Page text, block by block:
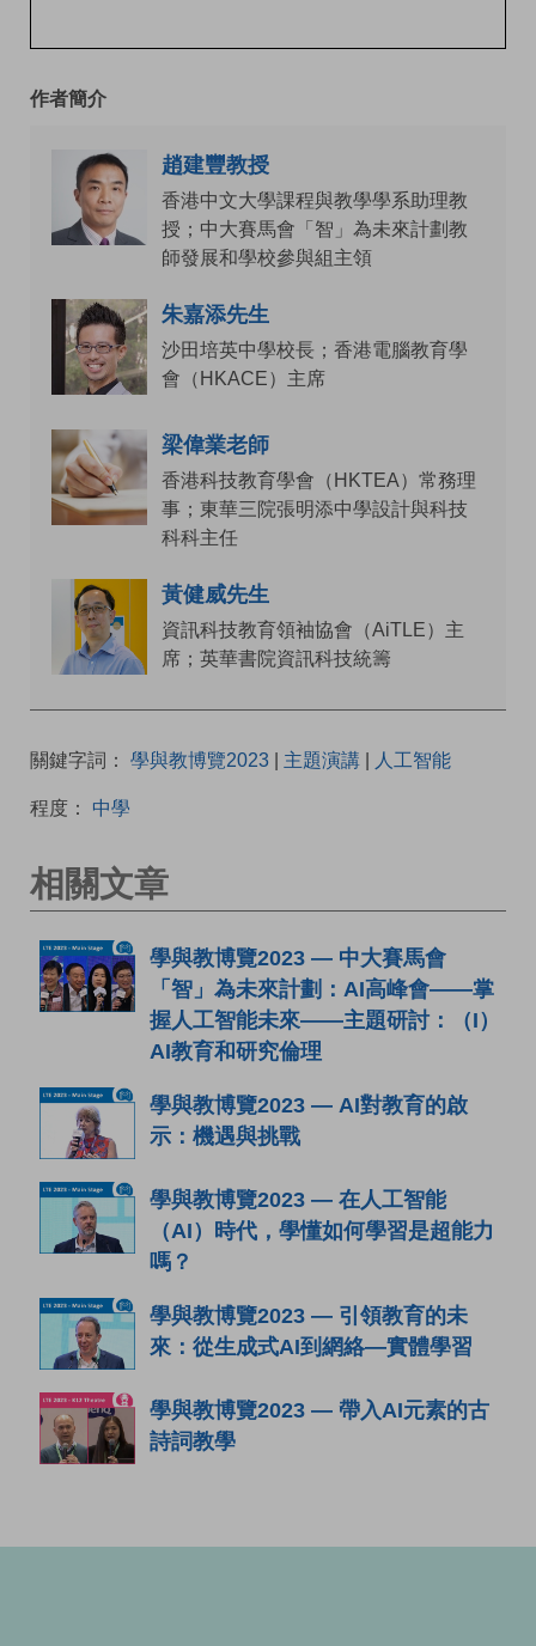
作者簡介
趙建豐教授
香港中文大學課程與教學學系助理教
授；中大賽馬會「智」為未來計劃教
師發展和學校參與組主領
朱嘉添先生
沙田培英中學校長；香港電腦教育學
會（HKACE）主席
梁偉業老師
香港科技教育學會（HKTEA）常務理
事；東華三院張明添中學設計與科技
科科主任
黃健威先生
資訊科技教育領袖協會（AiTLE）主
席；英華書院資訊科技統籌
關鍵字詞： 學與教博覽2023 主題演講 人工智能
程度： 中學
相關文章
學與教博覽2023 — 中大賽馬會
「智」為未來計劃：AI高峰會——掌
握人工智能未來——主題研討：（I）
AI教育和研究倫理
學與教博覽2023 — AI對教育的啟
示：機遇與挑戰
學與教博覽2023 — 在人工智能
（AI）時代，學懂如何學習是超能力
嗎？
學與教博覽2023 — 引領教育的未
來：從生成式AI到網絡—實體學習
學與教博覽2023 — 帶入AI元素的古
詩詞教學